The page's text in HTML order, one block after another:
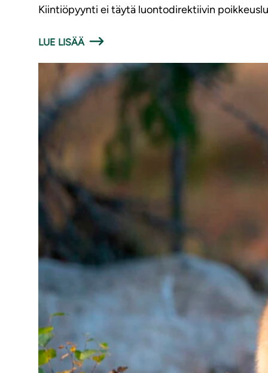
Kiintiöpyynti ei täytä luontodirektiivin
LUE LISÄÄ